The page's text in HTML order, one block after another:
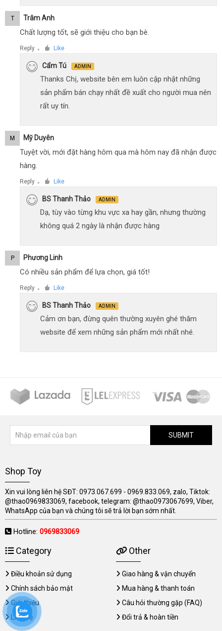
T Trâm Anh
Chất lượng tốt, sẽ giới thiệu cho bạn bè.
Reply ● Like
Cẩm Tú ADMIN
Thanks Chị, website bên em luôn cập nhật những
sản phẩm bán chạy nhất đề xuất cho người mua nên
rất uy tín.
M Mỹ Duyên
Tuyệt vời, mới đặt hàng hôm qua mà hôm nay đã nhận được
hàng.
Reply ● Like
BS Thanh Thảo ADMIN
Dạ, tùy vào từng khu vực xa hay gần, nhưng thường
không quá 2 ngày là nhận được hàng
P Phương Linh
Có nhiều sản phẩm để lựa chọn, giá tốt!
Reply ● Like
BS Thanh Thảo ADMIN
Cảm ơn bạn, đừng quên thường xuyên ghé thăm
website để xem những sản phẩm mới nhất nhé.
SUBMIT
Shop Toy
Xin vui lòng liên hệ SĐT: 0973.067.699 - 0969.833.069, zalo, Tiktok:
@thao0969833069, facebook, telegram: @thao0973067699, Viber,
WhatsApp của bạn và chúng tôi sẽ trả lời bạn sớm nhất.
Hotline: 0969833069
Category
Điều khoản sử dụng
Chính sách bảo mật
Giới thiệu
Liên hệ
Other
Giao hàng & vận chuyển
Mua hàng & thanh toán
Câu hỏi thường gặp (FAQ)
Đổi trả & hoàn tiền